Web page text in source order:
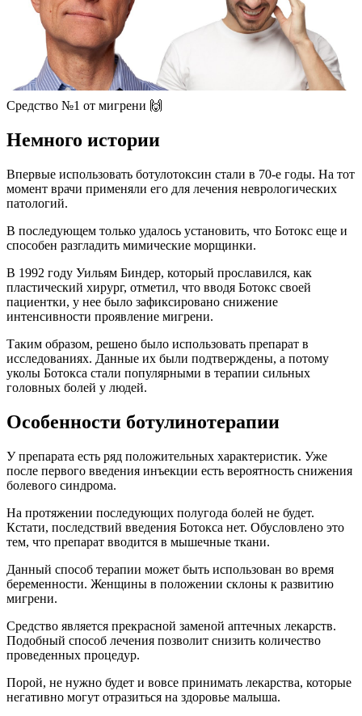
Средство №1 от мигрени 🙌
Немного истории
Впервые использовать ботулотоксин стали в 70-е годы. На тот
момент врачи применяли его для лечения неврологических
патологий.
В последующем только удалось установить, что Ботокс еще и
способен разгладить мимические морщинки.
В 1992 году Уильям Биндер, который прославился, как
пластический хирург, отметил, что вводя Ботокс своей
пациентки, у нее было зафиксировано снижение
интенсивности проявление мигрени.
Таким образом, решено было использовать препарат в
исследованиях. Данные их были подтверждены, а потому
уколы Ботокса стали популярными в терапии сильных
головных болей у людей.
Особенности ботулинотерапии
У препарата есть ряд положительных характеристик. Уже
после первого введения инъекции есть вероятность снижения
болевого синдрома.
На протяжении последующих полугода болей не будет.
Кстати, последствий введения Ботокса нет. Обусловлено это
тем, что препарат вводится в мышечные ткани.
Данный способ терапии может быть использован во время
беременности. Женщины в положении склоны к развитию
мигрени.
Средство является прекрасной заменой аптечных лекарств.
Подобный способ лечения позволит снизить количество
проведенных процедур.
Порой, не нужно будет и вовсе принимать лекарства, которые
негативно могут отразиться на здоровье малыша.